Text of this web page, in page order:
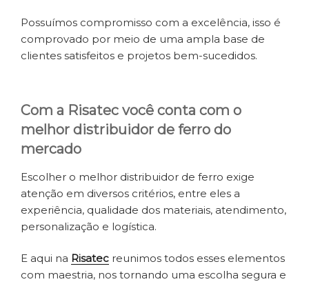
Possuímos compromisso com a excelência, isso é
comprovado por meio de uma ampla base de
clientes satisfeitos e projetos bem-sucedidos.
Com a Risatec você conta com o
melhor distribuidor de ferro do
mercado
Escolher o melhor distribuidor de ferro exige
atenção em diversos critérios, entre eles a
experiência, qualidade dos materiais, atendimento,
personalização e logística.
E aqui na Risatec reunimos todos esses elementos
com maestria, nos tornando uma escolha segura e